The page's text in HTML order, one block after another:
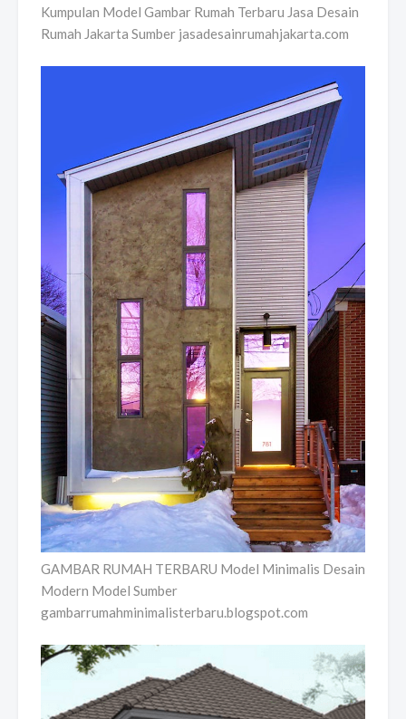
Kumpulan Model Gambar Rumah Terbaru Jasa Desain
Rumah Jakarta Sumber jasadesainrumahjakarta.com
GAMBAR RUMAH TERBARU Model Minimalis Desain
Modern Model Sumber
gambarrumahminimalisterbaru.blogspot.com